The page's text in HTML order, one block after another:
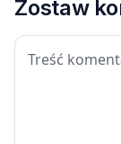
Zostaw